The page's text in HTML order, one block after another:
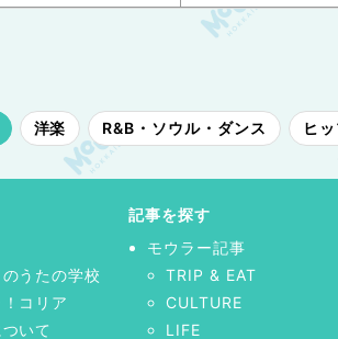
洋楽 R&B・ソウル・ダンス ヒ
のうたの学校
！コリア
いて
記事を探す
モウラー記事
TRIP & EAT
CULTURE
LIFE